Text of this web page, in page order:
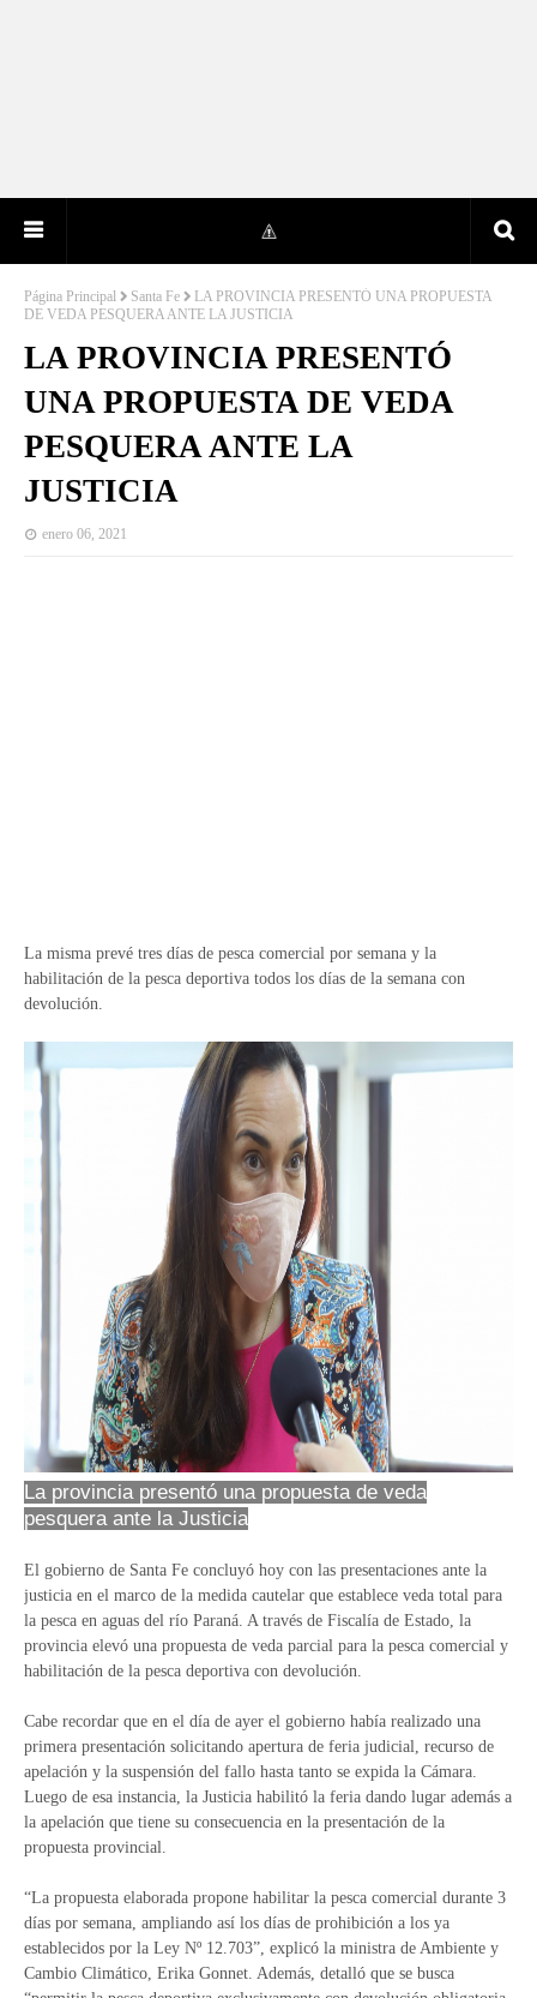
Página Principal Santa Fe
LA PROVINCIA PRESENTÓ UNA PROPUESTA
DE VEDA PESQUERA ANTE LA JUSTICIA
LA PROVINCIA PRESENTÓ
UNA PROPUESTA DE VEDA
PESQUERA ANTE LA
JUSTICIA
enero 06, 2021
La misma prevé tres días de pesca comercial por semana y la
habilitación de la pesca deportiva todos los días de la semana con
devolución.
La provincia presentó una propuesta de veda
pesquera ante la Justicia
El gobierno de Santa Fe concluyó hoy con las presentaciones ante la
justicia en el marco de la medida cautelar que establece veda total para
la pesca en aguas del río Paraná. A través de Fiscalía de Estado, la
provincia elevó una propuesta de veda parcial para la pesca comercial y
habilitación de la pesca deportiva con devolución.
Cabe recordar que en el día de ayer el gobierno había realizado una
primera presentación solicitando apertura de feria judicial, recurso de
apelación y la suspensión del fallo hasta tanto se expida la Cámara.
Luego de esa instancia, la Justicia habilitó la feria dando lugar además a
la apelación que tiene su consecuencia en la presentación de la
propuesta provincial.
“La propuesta elaborada propone habilitar la pesca comercial durante 3
días por semana, ampliando así los días de prohibición a los ya
establecidos por la Ley Nº 12.703”, explicó la ministra de Ambiente y
Cambio Climático, Erika Gonnet. Además, detalló que se busca